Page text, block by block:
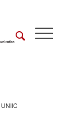
UNIIC